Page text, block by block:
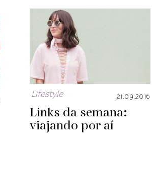
Lifestyle 21.09.2016
Links da semana:
viajando por aí